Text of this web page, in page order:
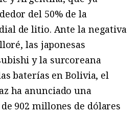
del 50% de la
de litio. Ante la negativa
las japonesas
y la surcoreana
baterías en Bolivia, el
ha anunciado una
902 millones de dólares